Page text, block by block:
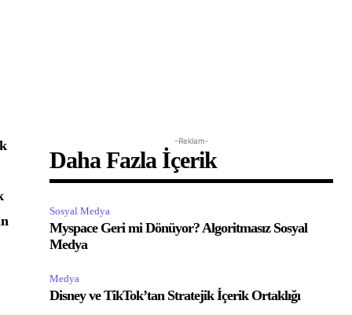
-Reklam-
Daha Fazla İçerik
Sosyal Medya
Myspace Geri mi Dönüyor? Algoritmasız Sosyal
Medya
Medya
Disney ve TikTok’tan Stratejik İçerik Ortaklığı